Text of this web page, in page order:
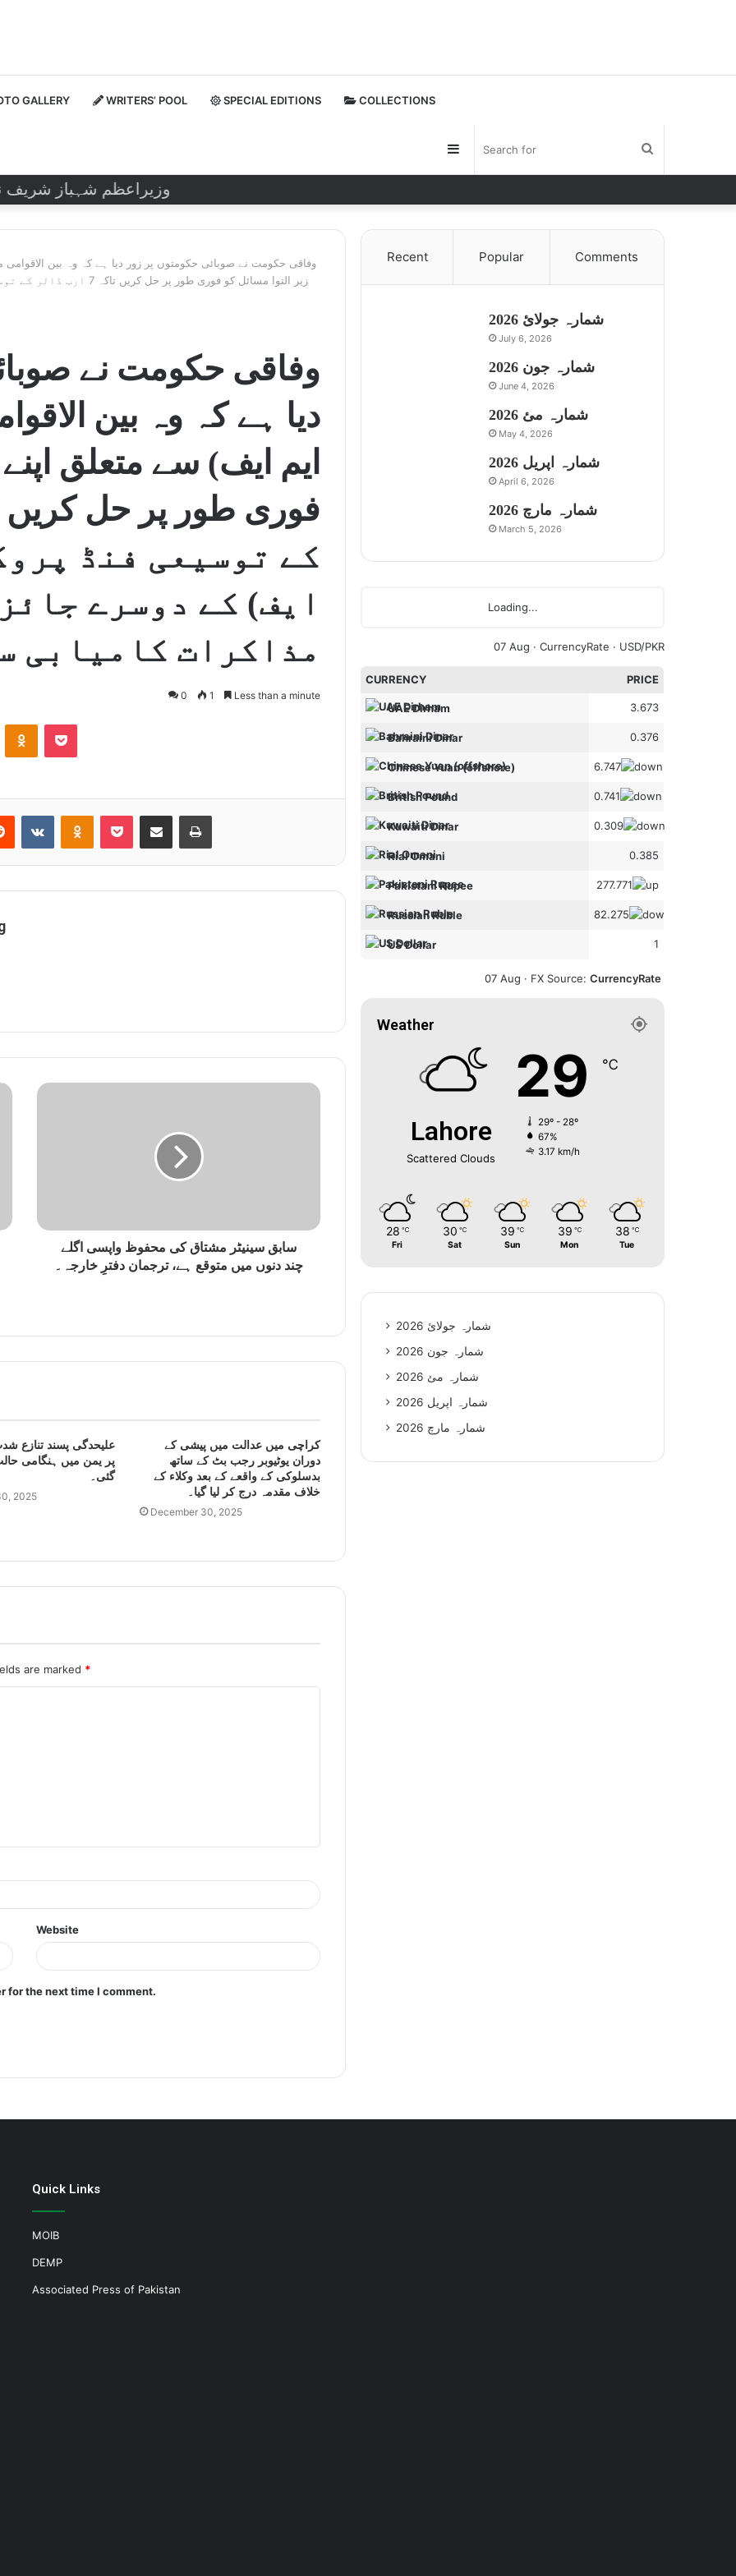
GALLERY WRITERS’ POOL SPECIAL EDITIONS COLLECTIONS
Sidebar
وزیراعظم شہباز شریف نے
وفاقی حکومت نے صوبائی حکومتوں پر زور دیا ہے کہ وہ بین الاقوامی
زیر التوا مسائل کو فوری
وفاقی حکومت نے
دیا ہے کہ وہ بین
ایم ایف) سے متعلق
کے توسیعی فنڈ
ایف) کے دوسرے
مذاکرات کامیابی
0 1 Less than a minute
سابق سینیٹر مشتاق کی محفوظ واپسی اگلے
چند دنوں میں متوقع ہے، ترجمان دفترِ خارجہ۔
علیحدگی پسند تنازع
پر یمن میں ہنگامی
گئی۔
2025
کراچی میں عدالت میں پیشی کے
دوران یوٹیوبر رجب بٹ کے ساتھ
بدسلوکی کے واقعے کے بعد وکلاء کے
خلاف مقدمہ درج کر لیا گیا۔
December 30, 2025
are marked *
Website
for the next time I comment.
Recent Popular Comments
شمارہ جولائ 2026
July 6, 2026
شمارہ جون 2026
June 4, 2026
شمارہ مئ 2026
May 4, 2026
شمارہ اپریل 2026
April 6, 2026
شمارہ مارچ 2026
March 5, 2026
Loading...
07 Aug · CurrencyRate · USD/PKR
CURRENCY PRICE
UAE Dirham 3.673
Bahraini Dinar 0.376
Chinese Yuan (offshore) 6.747
British Pound 0.741
Kuwaiti Dinar 0.309
Rial Omani 0.385
Pakistani Rupee 277.771
Russian Ruble 82.275
US Dollar 1
07 Aug · FX Source: CurrencyRate
Weather
Lahore
Scattered Clouds
29 ℃
29º - 28º
67%
3.17 km/h
28 ℃
Fri
30 ℃
Sat
39 ℃
Sun
39 ℃
Mon
38 ℃
Tue
شمارہ جولائ 2026
شمارہ جون 2026
شمارہ مئ 2026
شمارہ اپریل 2026
شمارہ مارچ 2026
Quick Links
MOIB
DEMP
Associated Press of Pakistan